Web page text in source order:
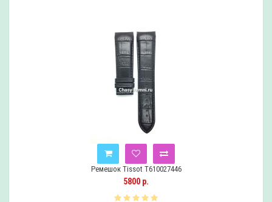
Ремешок Tissot T610027446
5800 р.